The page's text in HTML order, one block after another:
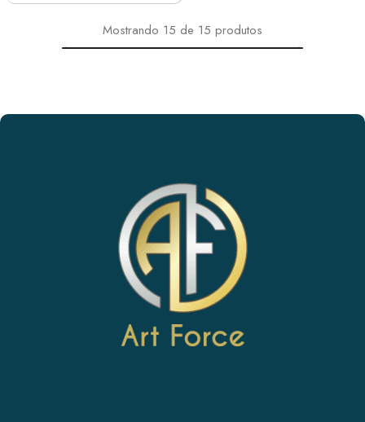
Mostrando 15 de 15 produtos